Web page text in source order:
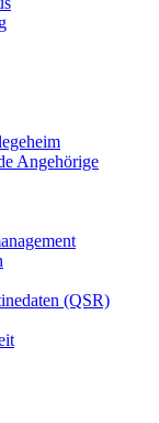
Angehörige
(QSR)